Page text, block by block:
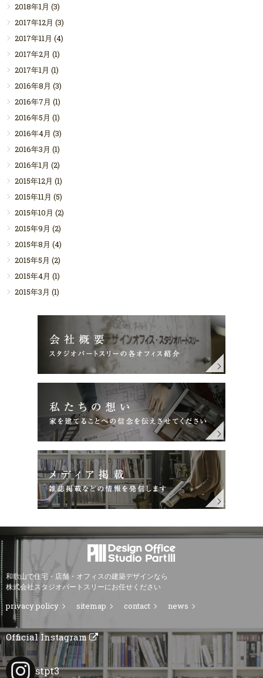
2018年1月 (3)
2017年12月 (3)
2017年11月 (4)
2017年2月 (1)
2017年1月 (1)
2016年8月 (3)
2016年7月 (1)
2016年5月 (1)
2016年4月 (3)
2016年3月 (1)
2016年1月 (2)
2015年12月 (1)
2015年11月 (5)
2015年10月 (2)
2015年9月 (2)
2015年8月 (4)
2015年5月 (2)
2015年4月 (1)
2015年3月 (1)
和歌山で住宅・店舗・オフィスの建築デザインなら
株式会社スタジオパートスリーにお任せください
privacy policy sitemap contact news
Official Instagram
stpt3